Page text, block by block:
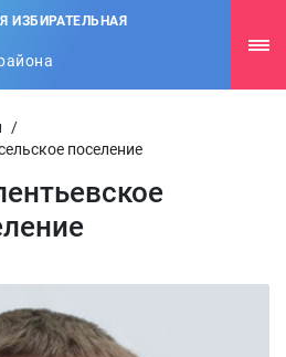
ИЗБИРАТЕЛЬНАЯ
/
поселение